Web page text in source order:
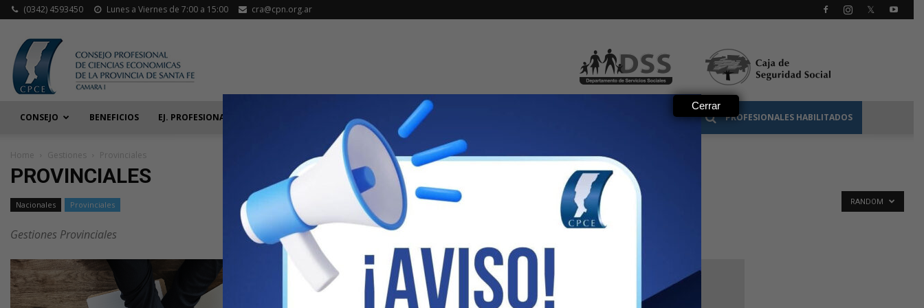
(0342) 4593450 Lunes a Viernes de 7:00 a 15:00 cra@cpn.org.ar
CONSEJO BENEFICIOS EJ. PROFESIONAL SERVICIOS SOCIALES SOFTWARE PROFESIONAL PROFESIONALES HABILITADOS
Home Gestiones Provinciales
PROVINCIALES
Nacionales Provinciales
Gestiones Provinciales
RANDOM
Cerrar